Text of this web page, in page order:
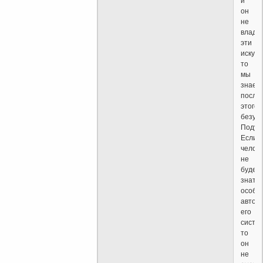
он
не
эти
то
мы
знаем
этого
Если
не
будет
знать
его
то
он
не